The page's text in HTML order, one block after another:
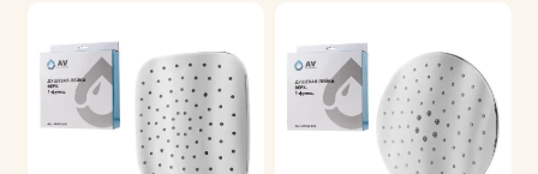
Инструмент и расходные материалы
Сантехника чистовая